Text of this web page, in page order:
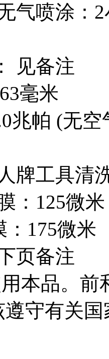
气喷涂：
见备注
毫米
兆帕 (无
牌工具清
：125微米
微米
页备注
本品。
守有关